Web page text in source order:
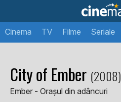
Cinema TV Filme Seriale
City of Ember (2008)
Ember - Orașul din adâncuri